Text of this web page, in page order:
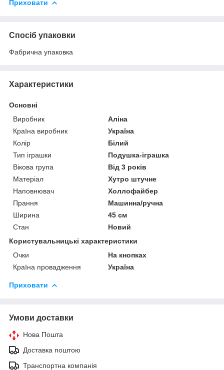
Приховати
Спосіб упаковки
Фабрична упаковка
Характеристики
Основні
Виробник
Аліна
Країна виробник
Україна
Колір
Білий
Тип іграшки
Подушка-іграшка
Вікова група
Від 3 років
Матеріал
Хутро штучне
Наповнювач
Холлофайбер
Прання
Машинна/ручна
Ширина
45 см
Стан
Новий
Користувальницькі характеристики
Очки
На кнопках
Країна провадження
Україна
Приховати
Умови доставки
Нова Пошта
Доставка поштою
Транспортна компанія